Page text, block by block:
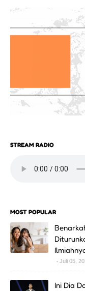
STREAM RADIO
MOST POPULAR
Juli 05,
Ini Dia